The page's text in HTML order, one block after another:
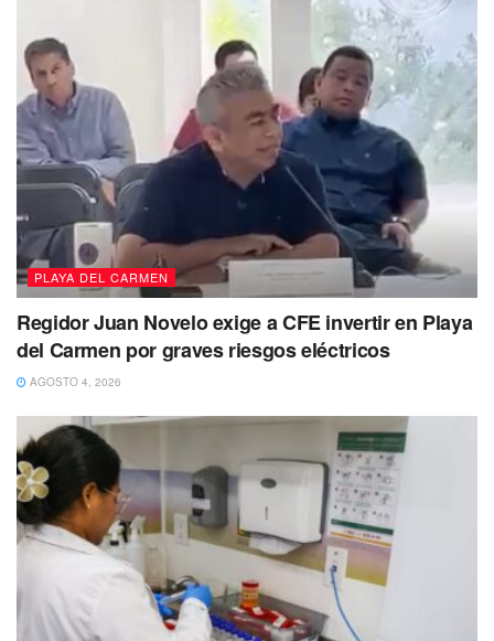
Finalmente,
durante el evento, donde también se contó
con la presencia de Sergio Arredondo, secretario
general de laConferencia Nacional de Municipios de
México (CONAMM),anunciaron que este añoSolidaridad
será sede de la Cumbre Iberoamericana de Ciudades
Turísticas.
Te puede interesar Leer
PLAYA DEL CARMEN
Regidor Juan Novelo exige a CFE invertir en Playa
del Carmen por graves riesgos eléctricos
AGOSTO 4, 2026